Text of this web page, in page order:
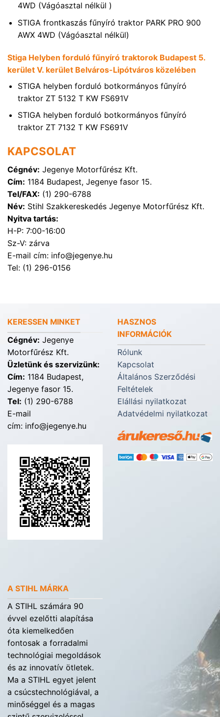
4WD (Vágóasztal nélkül )
STIGA frontkaszás fűnyíró traktor PARK PRO 900
AWX 4WD (Vágóasztal nélkül)
Stiga Helyben forduló fűnyíró traktorok Budapest 5.
kerület V. kerület Belváros-Lipótváros közelében
STIGA helyben forduló botkormányos fűnyíró
traktor ZT 5132 T KW FS691V
STIGA helyben forduló botkormányos fűnyíró
traktor ZT 7132 T KW FS691V
KAPCSOLAT
Cégnév: Jegenye Motorfűrész Kft.
Cím: 1184 Budapest, Jegenye fasor 15.
Tel/FAX: (1) 290-6788
Név: Stihl Szakkereskedés Jegenye Motorfűrész Kft.
Nyitva tartás:
H-P: 7:00-16:00
Sz-V: zárva
E-mail cím: info@jegenye.hu
Tel: (1) 296-0156
KERESSEN MINKET
Cégnév: Jegenye
Motorfűrész Kft.
Üzletünk és szervizünk:
Cím: 1184 Budapest,
Jegenye fasor 15.
Tel: (1) 290-6788
E-mail
cím: info@jegenye.hu
HASZNOS
INFORMÁCIÓK
Rólunk
Kapcsolat
Általános Szerződési
Feltételek
Elállási nyilatkozat
Adatvédelmi nyilatkozat
A STIHL MÁRKA
A STIHL számára 90
évvel ezelőtti alapítása
óta kiemelkedően
fontosak a forradalmi
technológiai megoldások
és az innovatív ötletek.
Ma a STIHL egyet jelent
a csúcstechnológiával, a
minőséggel és a magas